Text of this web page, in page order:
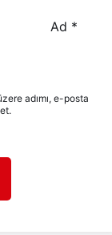
Ad *
adımı, e-posta